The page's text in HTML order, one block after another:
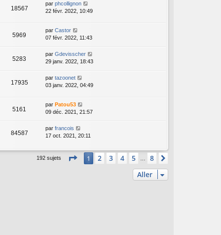
18567
par phcollignon
22 févr. 2022, 10:49
5969
par Castor
07 févr. 2022, 11:43
5283
par Gdevisscher
29 janv. 2022, 18:43
17935
par tazoonet
03 janv. 2022, 04:49
5161
par Patou53
09 déc. 2021, 21:57
84587
par francois
17 oct. 2021, 20:11
192 sujets Page 1sur
1 2 3 4 5 8
Aller